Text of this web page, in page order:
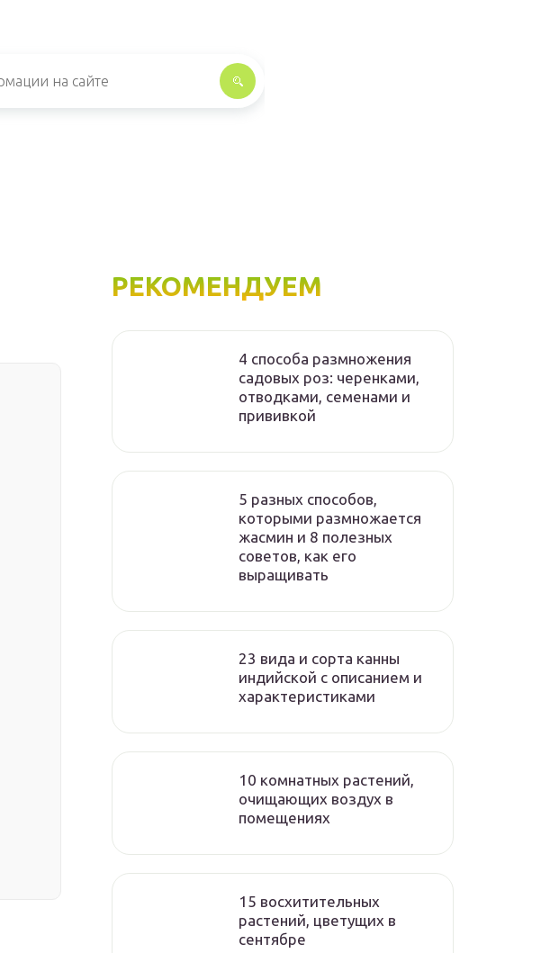
РЕКОМЕНДУЕМ
4 способа размножения
садовых роз: черенками,
отводками, семенами и
прививкой
5 разных способов,
которыми размножается
жасмин и 8 полезных
советов, как его
выращивать
23 вида и сорта канны
индийской с описанием и
характеристиками
10 комнатных растений,
очищающих воздух в
помещениях
15 восхитительных
растений, цветущих в
сентябре